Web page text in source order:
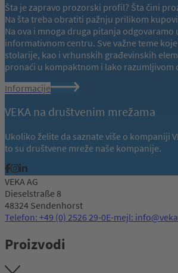
Šta je zapravo prozorski profil? Šta čini
Na šta treba obratiti pažnju prilikom
Na ova i mnoga druga pitanja odgovaramo
informativnom centru. Sve važne teme
stolarije, kao i vrhunskih građevinskih
pronaći u kompaktnom i lako razumljivom
Informacije
VEKA na društvenim mrežama
Ukoliko želite da saznate više o kompaniji
to su društvene mreže naše kompanije.
VEKA AG
Dieselstraße 8
48324 Sendenhorst
Telefon: +49 (0) 2526 29-0E-mejl:
Proizvodi